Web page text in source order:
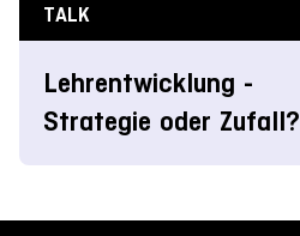
TALK
Lehrentwicklung -
Strategie oder Zufall?